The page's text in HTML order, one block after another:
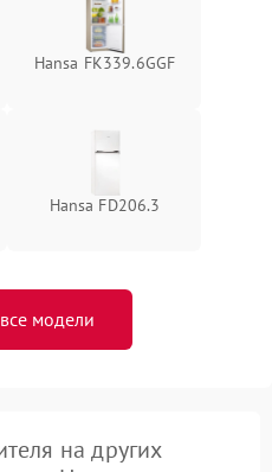
Hansa FK339.6GGF
Hansa FD206.3
модели
на других